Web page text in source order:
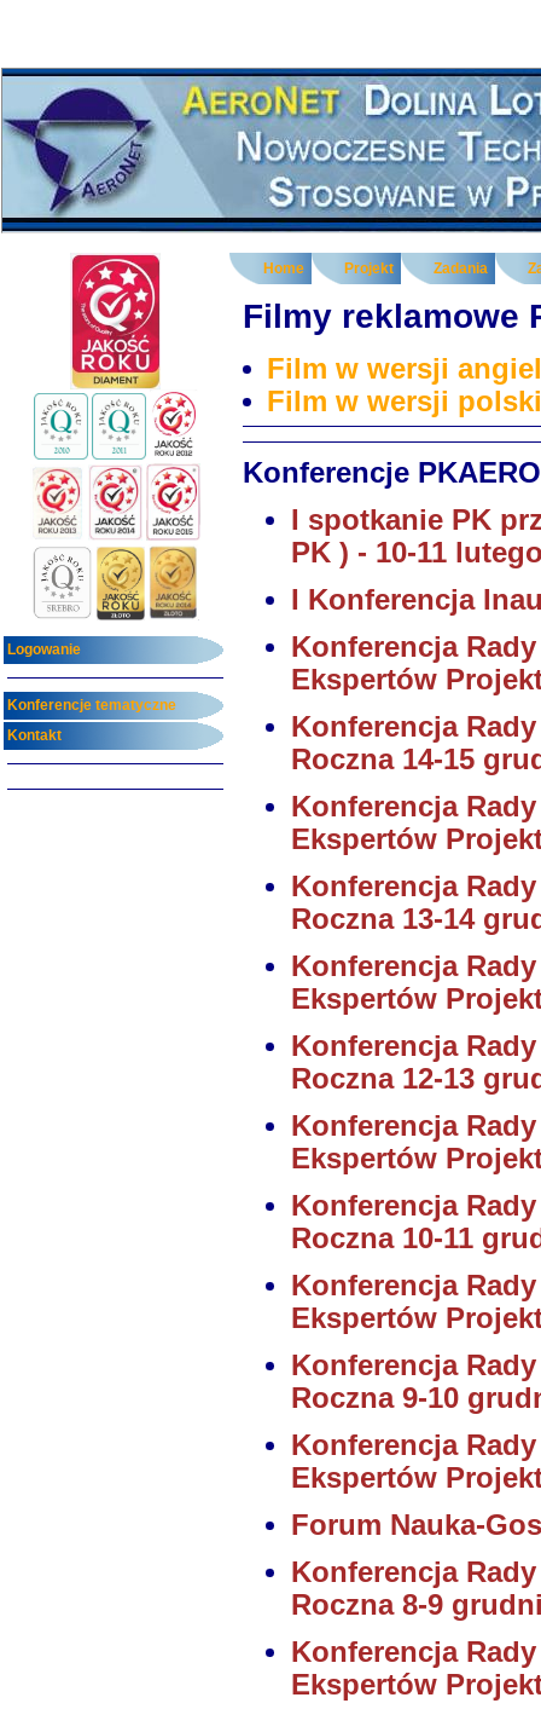
Logowanie
Konferencje tematyczne
Kontakt
Home Projekt Zadania
Filmy reklamowe
Film w wersji
Film w wersji
Konferencje PKAERO
I spotkanie PK
PK ) - 10-11
I Konferencja
Konferencja
Ekspertów
Konferencja
Roczna 14-15
Konferencja
Ekspertów
Konferencja
Roczna 13-14
Konferencja
Ekspertów
Konferencja
Roczna 12-13
Konferencja
Ekspertów
Konferencja
Roczna 10-11
Konferencja
Ekspertów
Konferencja
Roczna 9-10
Konferencja
Ekspertów
Forum Nauka-
Konferencja
Roczna 8-9
Konferencja
Ekspertów